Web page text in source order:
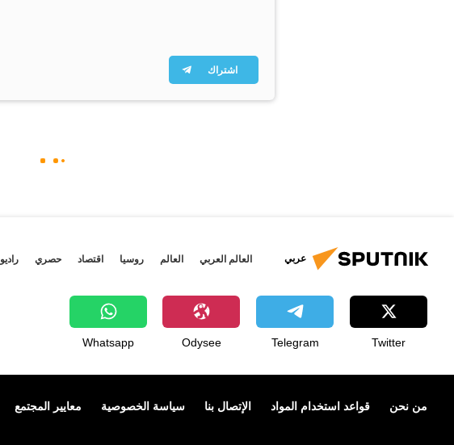
اشتراك
عربي العالم العربي العالم روسيا اقتصاد حصري راديو
Twitter
Telegram
Odysee
Whatsapp
من نحن قواعد استخدام المواد الإتصال بنا سياسة الخصوصية معايير المجتمع